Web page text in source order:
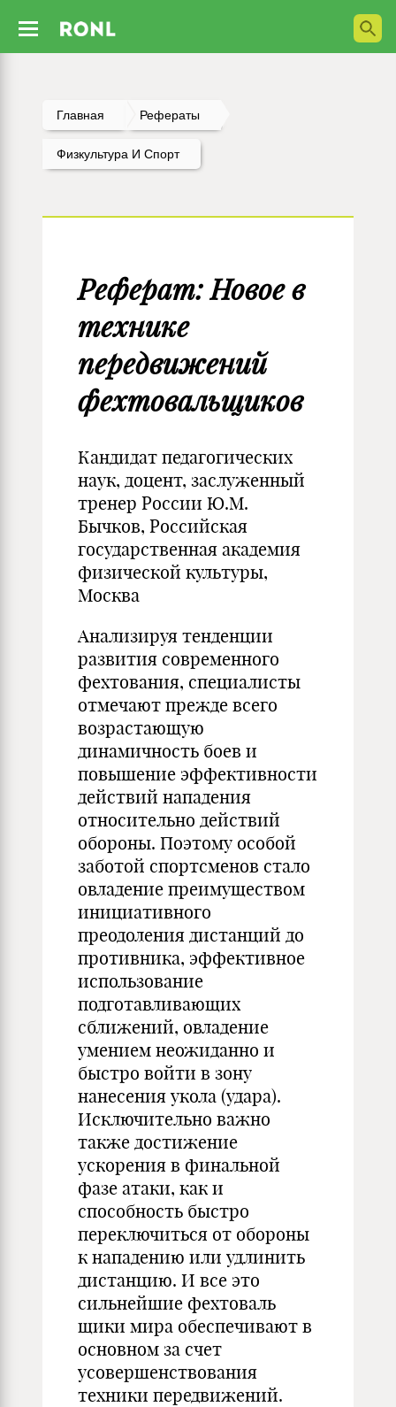
Главная Рефераты
Физкультура И Спорт
Реферат: Новое в
технике
передвижений
фехтовальщиков
Кандидат педагогических
наук, доцент, заслуженный
тренер России Ю.М.
Бычков, Российская
государственная академия
физической культуры,
Москва
Анализируя тенденции
развития современного
фехтования, специалисты
отмечают прежде всего
возрастающую
динамичность боев и
повышение эффективности
действий нападения
относительно действий
обороны. Поэтому особой
заботой спортсменов стало
овладение преимуществом
инициативного
преодоления дистанций до
противника, эффективное
использование
подготавливающих
сближений, овладение
умением неожиданно и
быстро войти в зону
нанесения укола (удара).
Исключительно важно
также достижение
ускорения в финальной
фазе атаки, как и
способность быстро
переключиться от обороны
к нападению или удлинить
дистанцию. И все это
сильнейшие фехтоваль
щики мира обеспечивают в
основном за счет
усовершенствования
техники передвижений.